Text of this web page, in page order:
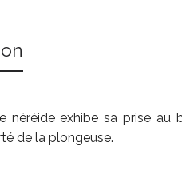
exhibe sa prise au
de la plongeuse.